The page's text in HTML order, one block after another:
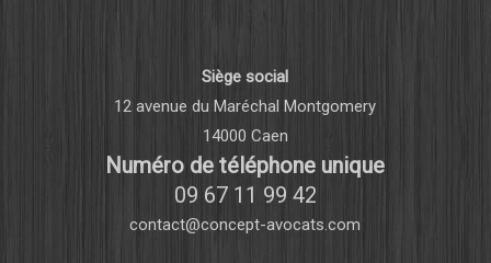
Siège social
12 avenue du Maréchal Montgomery
14000 Caen
Numéro de téléphone unique
09 67 11 99 42
contact@concept-avocats.com